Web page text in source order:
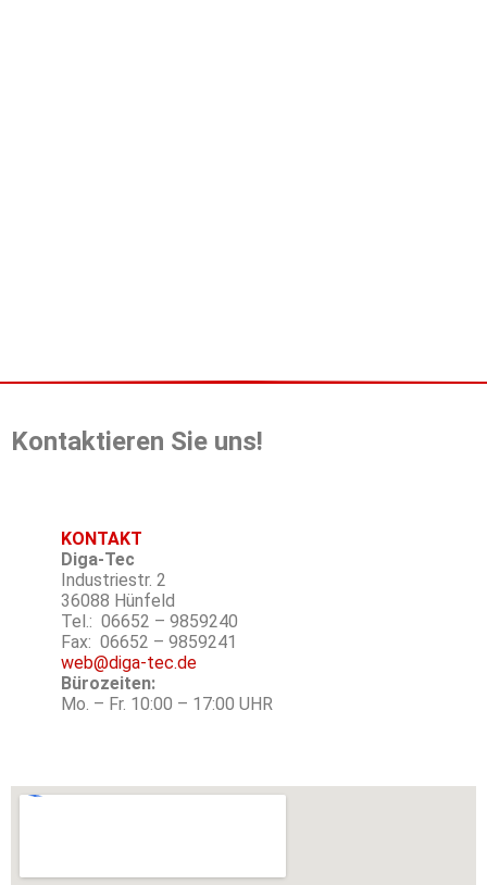
Kontaktieren Sie uns!
KONTAKT
Diga-Tec
Industriestr. 2
36088 Hünfeld
Tel.: 06652 – 9859240
Fax: 06652 – 9859241
web@diga-tec.de
Bürozeiten:
Mo. – Fr. 10:00 – 17:00 UHR